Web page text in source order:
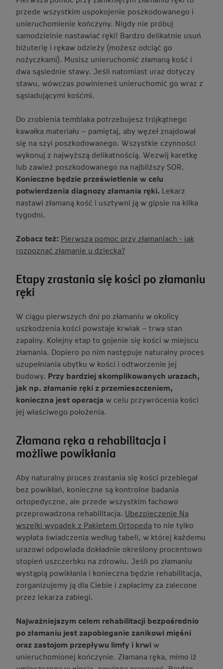
przede wszystkim uspokojenie poszkodowanego i
unieruchomienie kończyny. Nigdy nie próbuj
samodzielnie nastawiać ręki! Bardzo delikatnie usuń
biżuterię i rękaw odzieży (możesz odciąć go
nożyczkami). Musisz unieruchomić złamaną kość i
dwa sąsiednie stawy. Jeśli natomiast uraz dotyczy
stawu, wówczas powinieneś unieruchomić go wraz z
sąsiadującymi kośćmi.
Do zrobienia temblaka potrzebujesz trójkątnego
kawałka materiału – pamiętaj, aby węzeł znajdował
się na szyi poszkodowanego. Wszystkie czynności
wykonuj z najwyższą delikatnością. Wezwij karetkę
lub zawieź poszkodowanego na najbliższy SOR.
Konieczne będzie prześwietlenie w celu
potwierdzenia diagnozy złamania ręki. Lekarz
nastawi złamaną kość i usztywni ją w gipsie na kilka
tygodni.
Zobacz też: Pierwsza pomoc przy złamaniach - jak
rozpoznać złamanie u dziecka?
Etapy zrastania się kości po złamaniu
ręki
W ciągu pierwszych dni po złamaniu w okolicy
uszkodzenia kości powstaje krwiak – trwa stan
zapalny. Kolejny etap to gojenie się kości w miejscu
złamania. Dopiero po nim następuje naturalny proces
uzupełniania ubytku w kości i odtworzenie jej
budowy. Przy bardziej skomplikowanych urazach,
jak np. złamanie ręki z przemieszczeniem,
konieczna jest operacja w celu przywrócenia kości
jej właściwego położenia.
Złamana ręka a rehabilitacja i
możliwe powikłania
Aby naturalny proces zrastania się kości przebiegał
bez powikłań, konieczne są kontrolne badania
ortopedyczne, ale przede wszystkim fachowo
przeprowadzona rehabilitacja. Ubezpieczenie Na
wszelki wypadek z Pakietem Ortopeda to nie tylko
wypłata świadczenia według tabeli, w której każdemu
urazowi odpowiada dokładnie określony procentowo
stopień uszczerbku na zdrowiu. Jeśli po złamaniu
wystąpią powikłania i konieczna będzie rehabilitacja,
zorganizujemy ją dla Ciebie i zapłacimy za zalecone
przez lekarza zabiegi.
Najważniejszym celem rehabilitacji bezpośrednio
po złamaniu jest zapobieganie zanikowi mięśni
oraz zastojom przepływu limfy i krwiw
unieruchomionej kończynie. Złamana ręka, mimo iż